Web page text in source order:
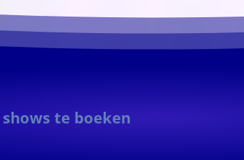
te boeken